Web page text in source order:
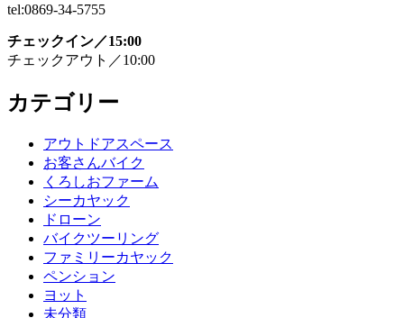
tel:0869-34-5755
チェックイン／15:00
チェックアウト／10:00
カテゴリー
アウトドアスペース
お客さんバイク
くろしおファーム
シーカヤック
ドローン
バイクツーリング
ファミリーカヤック
ペンション
ヨット
未分類